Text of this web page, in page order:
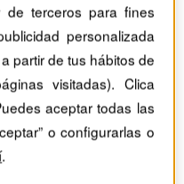
de terceros para fines
personalizada
partir de tus hábitos de
visitadas). Clica
aceptar todas las
o configurarlas o
.